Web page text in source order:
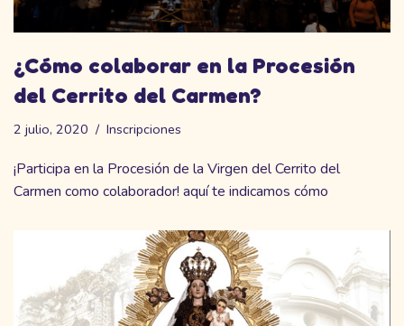
¿Cómo colaborar en la Procesión
del Cerrito del Carmen?
2 julio, 2020 Inscripciones
¡Participa en la Procesión de la Virgen del Cerrito del
Carmen como colaborador! aquí te indicamos cómo